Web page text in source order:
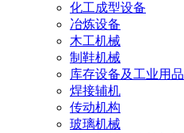
化工成型设备
冶炼设备
木工机械
制鞋机械
库存设备及工业用品
焊接辅机
传动机构
玻璃机械